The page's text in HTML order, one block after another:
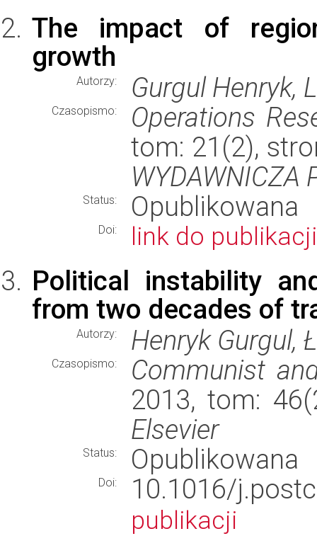
The impact of
growth
Autorzy: Gurgul Henryk,
Czasopismo:
Operations
tom: 21(2),
WYDAWNICZA
Status: Opublikowana
Doi: link do publikacji
Political instability
from two decades of
Autorzy: Henryk Gurgul,
Czasopismo:
Communist
2013, tom:
Elsevier
Status: Opublikowana
Doi: 10.1016/
publikacji